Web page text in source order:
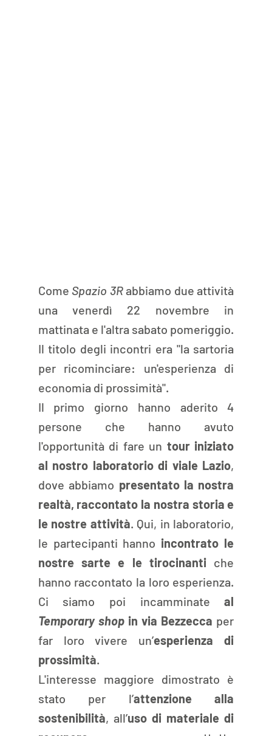
Come Spazio 3R abbiamo due attività
una venerdì 22 novembre in
mattinata e l'altra sabato pomeriggio.
Il titolo degli incontri era "la sartoria
per ricominciare: un'esperienza di
economia di prossimità".
Il primo giorno hanno aderito 4
persone che hanno avuto
l'opportunità di fare un tour iniziato
al nostro laboratorio di viale Lazio,
dove abbiamo presentato la nostra
realtà, raccontato la nostra storia e
le nostre attività. Qui, in laboratorio,
le partecipanti hanno incontrato le
nostre sarte e le tirocinanti che
hanno raccontato la loro esperienza.
Ci siamo poi incamminate
Temporary shop in via Bezzecca per
far loro vivere un’esperienza di
prossimità.
L'interesse maggiore dimostrato è
stato per l’attenzione alla
sostenibilità, all’uso di materiale di